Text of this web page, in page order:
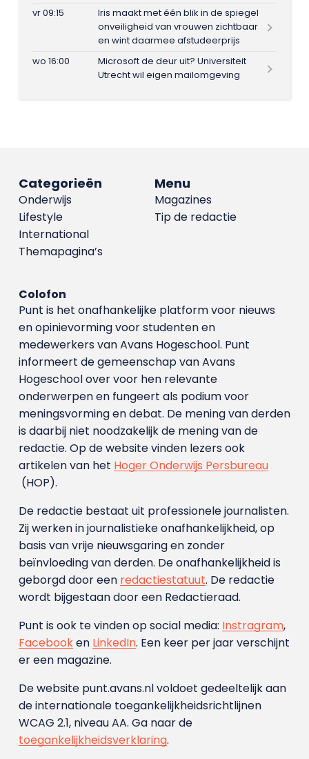
vr 09:15
Iris maakt met één blik in de spiegel
onveiligheid van vrouwen zichtbaar
en wint daarmee afstudeerprijs
wo 16:00
Microsoft de deur uit? Universiteit
Utrecht wil eigen mailomgeving
Menu
Magazines
Tip de redactie
Categorieën
Onderwijs
Lifestyle
International
Themapagina’s
Colofon
Punt is het onafhankelijke platform voor nieuws
en opinievorming voor studenten en
medewerkers van Avans Hoge­school. Punt
informeert de gemeenschap van Avans
Hogeschool over voor hen relevante
onderwerpen en fungeert als podium voor
meningsvorming en debat. De mening van derden
is daarbij niet noodzakelijk de mening van de
redactie. Op de website vinden lezers ook
artikelen van het Hoger Onderwijs Persbureau
(HOP).
De redactie bestaat uit professionele journalisten.
Zij werken in journalistieke onafhankelijkheid, op
basis van vrije nieuwsgaring en zonder
beïnvloeding van derden. De onafhankelijkheid is
geborgd door een redactiestatuut. De redactie
wordt bijgestaan door een Redactieraad.
Punt is ook te vinden op social media: Instragram,
Facebooken LinkedIn. Een keer per jaar verschijnt
er een magazine.
De website punt.avans.nl voldoet gedeeltelijk aan
de internationale toegankelijkheidsrichtlijnen
WCAG 2.1, niveau AA. Ga naar de
toegankelijkheidsverklaring.